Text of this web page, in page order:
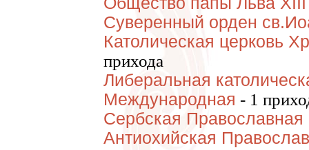
Суверенный орден
Католическая церковь
прихода
Либеральная
Международная - 1
Сербская Православная
Антиохийская